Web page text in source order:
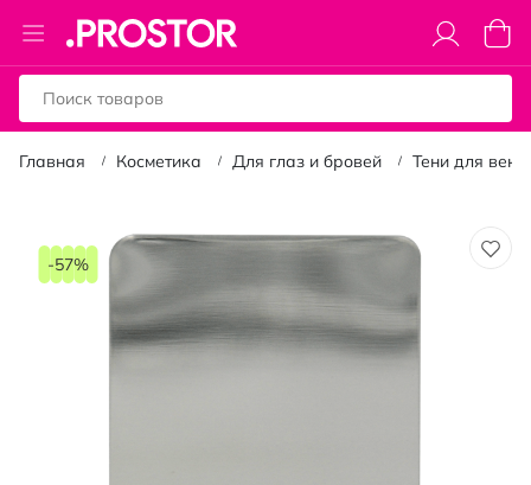
Toggle
Nav
Моя
Главная Косметика Для глаз и бровей Тени для век
перейти
изображений
-57%